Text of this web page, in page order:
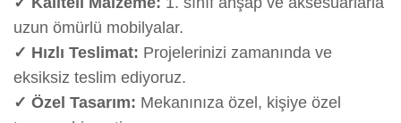
uzun ömürlü mobilyalar.
✓ Hızlı Teslimat: Projelerinizi zamanında ve
eksiksiz teslim ediyoruz.
✓ Özel Tasarım: Mekanınıza özel, kişiye özel